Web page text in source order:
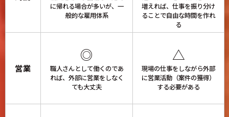
に帰れる場合が多いが、一
般的な雇用体系
増えれば、仕事を振り分け
ることで自由な時間を作れ
る
営業
◎
職人さんとして働くのであ
れば、外部に営業をしなく
ても大丈夫
△
現場の仕事をしながら外部
に営業活動（案件の獲得）
する必要がある